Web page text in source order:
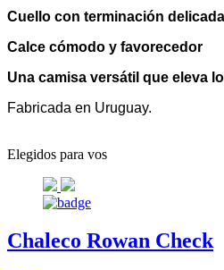
Cuello con terminación delicada
Calce cómodo y favorecedor
Una camisa versátil que eleva
Fabricada en Uruguay.
Elegidos para vos
Chaleco Rowan Check